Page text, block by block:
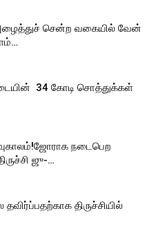
அழைத்துச் சென்ற வகையில் வேன்
₹ 34 கோடி சொத்துக்கள்
நடைபெற
ஜு-…
திருச்சியில்